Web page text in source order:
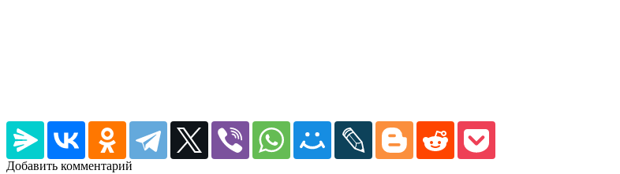
Добавить комментарий